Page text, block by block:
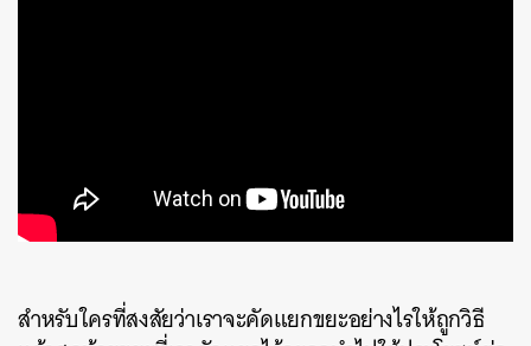
สำหรับใครที่สงสัยว่าเราจะคัดแยกขยะอย่างไรให้ถูกวิธี